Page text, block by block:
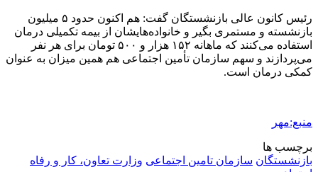
رئیس کانون عالی بازنشستگان گفت: هم اکنون حدود ۵ میلیون
بازنشسته و مستمری بگیر و خانواده‌هایشان از بیمه تکمیلی درمان
استفاده می‌کنند که ماهانه ۱۵۲ هزار و ۵۰۰ تومان برای هر نفر
می‌پردازند و سهم سازمان تأمین اجتماعی هم همین میزان به عنوان
کمکی درمان است.
منبع:مهر
برچسب ها
بازنشستگان سازمان تامین اجتماعی وزارت تعاون، کار و رفاه